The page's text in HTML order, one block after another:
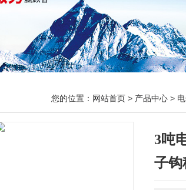
您的位置： 网站首页 > 产品中心 >
3吨
子钩